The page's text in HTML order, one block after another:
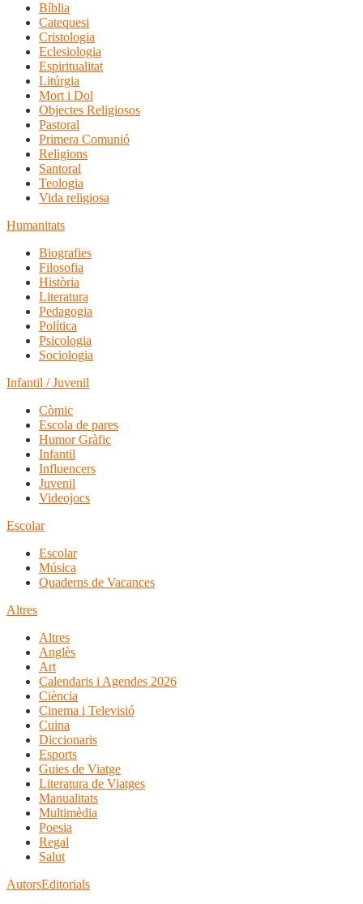
Bíblia
Catequesi
Cristologia
Eclesiologia
Espiritualitat
Litúrgia
Mort i Dol
Objectes Religiosos
Pastoral
Primera Comunió
Religions
Santoral
Teologia
Vida religiosa
Humanitats
Biografies
Filosofia
Història
Literatura
Pedagogia
Política
Psicologia
Sociologia
Infantil / Juvenil
Còmic
Escola de pares
Humor Gràfic
Infantil
Influencers
Juvenil
Videojocs
Escolar
Escolar
Música
Quaderns de Vacances
Altres
Altres
Anglès
Art
Calendaris i Agendes 2026
Ciència
Cinema i Televisió
Cuina
Diccionaris
Esports
Guies de Viatge
Literatura de Viatges
Manualitats
Multimèdia
Poesia
Regal
Salut
AutorsEditorials